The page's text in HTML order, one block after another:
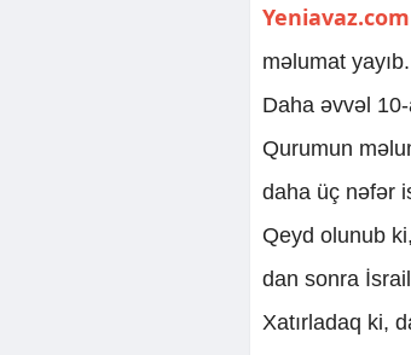
Yeniavaz.com
məlumat yayıb.
Daha əvvəl
Qurumun
daha üç nəfər
Qeyd olunub
dan sonra
Xatırladaq ki,